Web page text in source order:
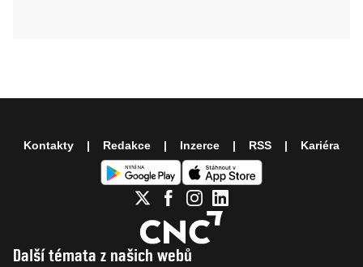
Další témata z našich webů
Kontakty Redakce Inzerce RSS Kariéra